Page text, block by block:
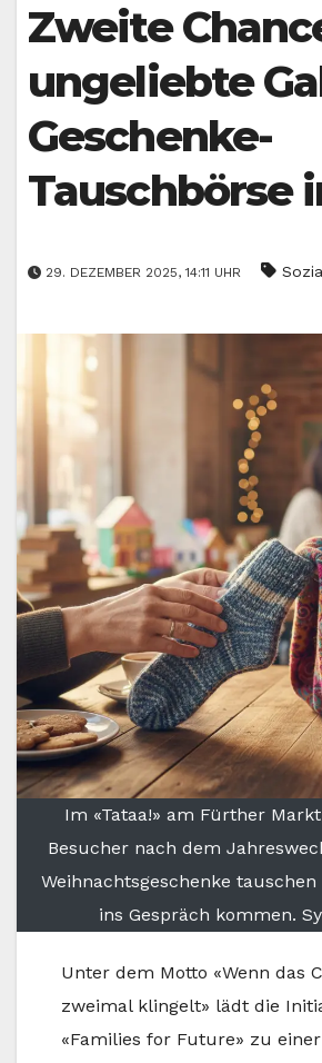
Zweite
ungeliebte
Geschenke-
Tauschbörse
29. DEZEMBER 2025, 14:11 UHR
Im «Tataa!» am Fürther
Besucher nach dem
Weihnachtsgeschenke
ins Gespräch kommen.
Unter dem Motto «Wenn das
zweimal klingelt» lädt die
«Families for Future» zu